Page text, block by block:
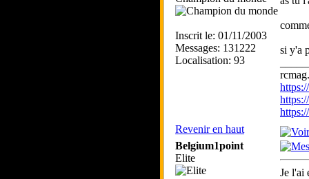
Inscrit le: 01/11/2003
Messages: 131222
Localisation: 93
si y'a
Revenir en haut
Belgium1point
Elite
Je l'ai